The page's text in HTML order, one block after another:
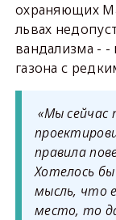
охраняющих
львах
вандализма -
газона с
«Мы сейчас
правила
Хотелось
мысль, что
место, то